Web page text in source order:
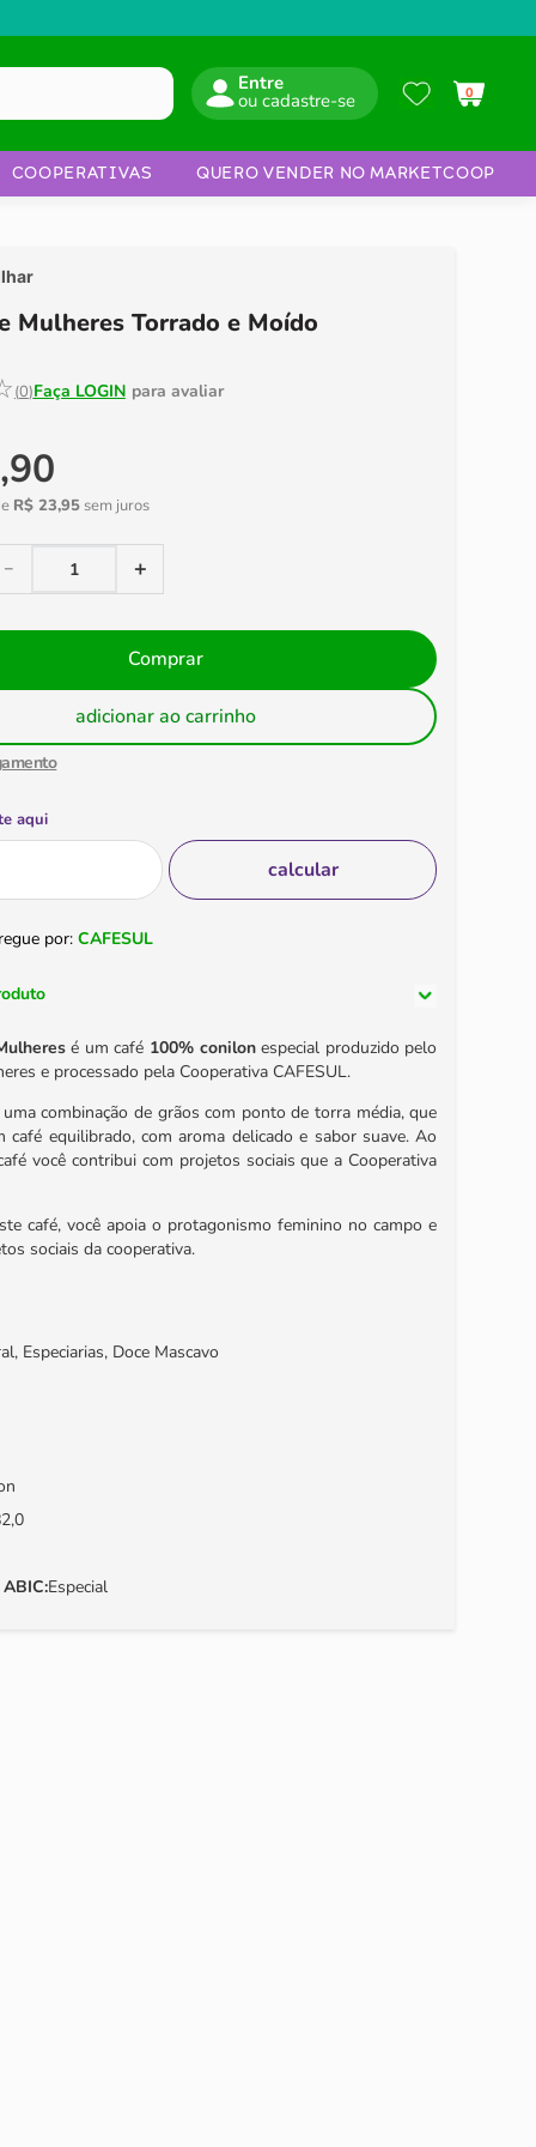
Entre 0
COOPERATIVAS QUERO VENDER NO MARKETCOOP
Mulheres Torrado e Moído
(0)
,90
R$ 23,95sem juros
＋
－
Comprar
adicionar ao carrinho
aqui
por: CAFESUL
é um café 100% conilonespecial produzido pelo
e processado pela Cooperativa CAFESUL.
combinação de grãos com ponto de torra média, que
café equilibrado, com aroma delicado e sabor suave. Ao
você contribui com projetos sociais que a Cooperativa
café, você apoia o protagonismo feminino no campo e
sociais da cooperativa.
Especiarias, Doce Mascavo
:Especial